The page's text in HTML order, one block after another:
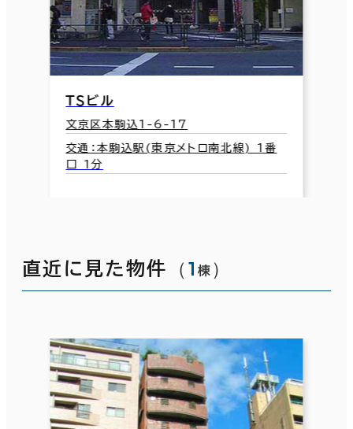
ＴＳビル
文京区本駒込1-6-17
交通：本駒込駅(東京メトロ南北線) 1番
口 1分
直近に見た物件 （1 棟 ）